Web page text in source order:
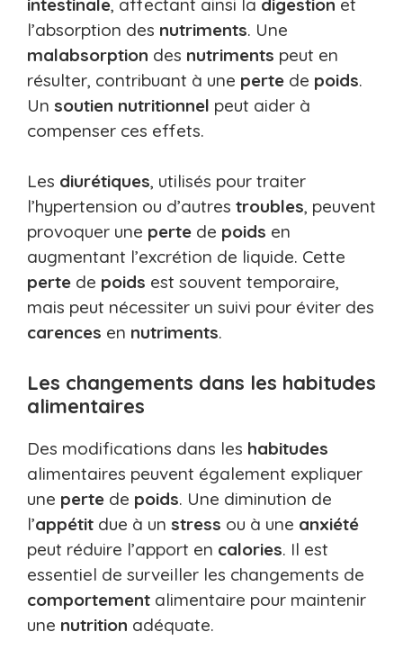
l’absorption des nutriments. Une
malabsorption des nutriments peut en
résulter, contribuant à une perte de poids.
Un soutien nutritionnel peut aider à
compenser ces effets.
Les diurétiques, utilisés pour traiter
l’hypertension ou d’autres troubles, peuvent
provoquer une perte de poids en
augmentant l’excrétion de liquide. Cette
perte de poids est souvent temporaire,
mais peut nécessiter un suivi pour éviter des
carences en nutriments.
Les changements dans les habitudes
alimentaires
Des modifications dans les habitudes
alimentaires peuvent également expliquer
une perte de poids. Une diminution de
l’appétit due à un stress ou à une anxiété
peut réduire l’apport en calories. Il est
essentiel de surveiller les changements de
comportement alimentaire pour maintenir
une nutrition adéquate.